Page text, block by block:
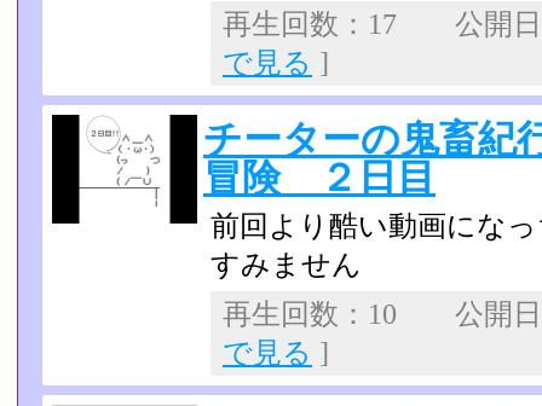
再生回数：17 公開
で見る ]
チーターの鬼畜
冒険 ２日目
前回より酷い動画にな
すみません
再生回数：10 公開
で見る ]